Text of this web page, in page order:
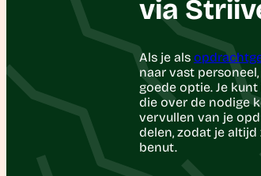
via
Als je als
naar vast
goede optie. Je
die over de nodige
vervullen van je
delen, zodat je
benut.